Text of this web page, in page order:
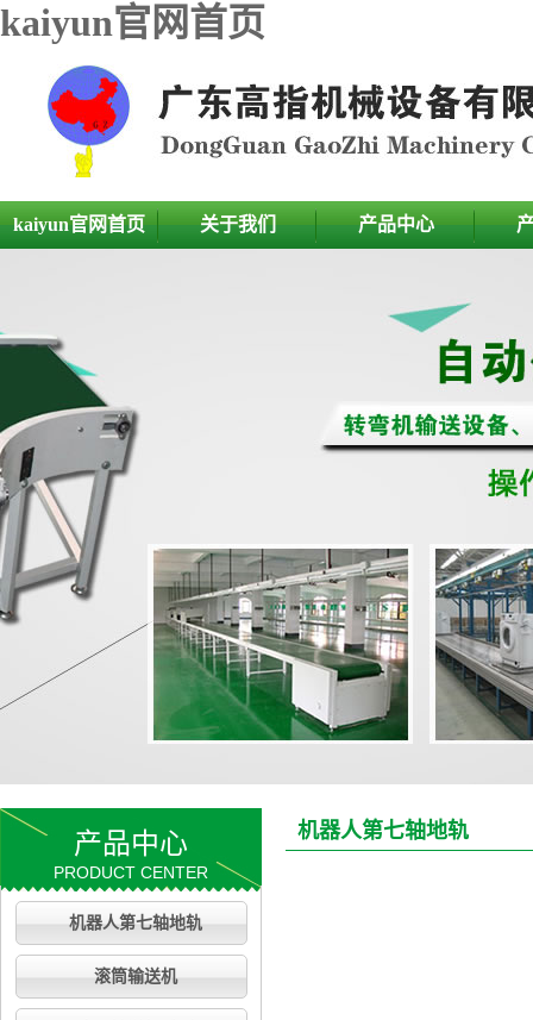
kaiyun官网首页
kaiyun官网首页 关于我们 产品中心
产品中心
PRODUCT CENTER
机器人第七轴地轨
滚筒输送机
机器人第七轴地轨